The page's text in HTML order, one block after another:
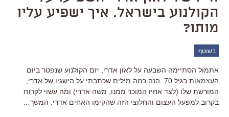
הקולנוע בישראל. איך ישפיע עליו
מותו?
בשוטף
אתמול הסתיימה השבעה על לאון אדרי, יזם הקולנוע שנפטר ביום
העצמאות בגיל 70. הנה כמה מילים שכתבתי על הישגיו של אדרי,
המורשת שלו (לצד אחיו המוכר ממנו, משה אדרי) ומה עשוי לקרות
בקרוב למפעל העצום והחלוצי הזה שהקימו האחים אדרי. המשך…